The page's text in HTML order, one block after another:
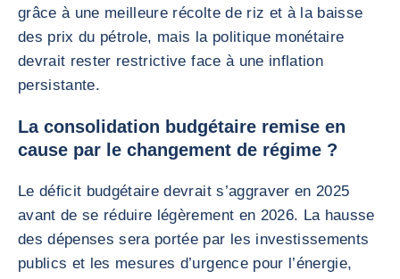
grâce à une meilleure récolte de riz et à la baisse
des prix du pétrole, mais la politique monétaire
devrait rester restrictive face à une inflation
persistante.
La consolidation budgétaire remise en
cause par le changement de régime ?
Le déficit budgétaire devrait s’aggraver en 2025
avant de se réduire légèrement en 2026. La hausse
des dépenses sera portée par les investissements
publics et les mesures d’urgence pour l’énergie,